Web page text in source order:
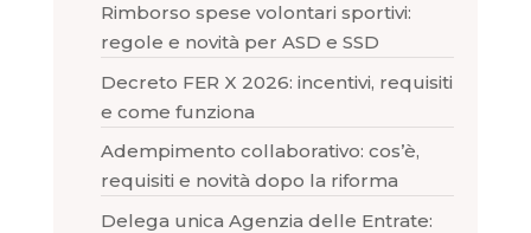
Rimborso spese volontari sportivi:
regole e novità per ASD e SSD
Decreto FER X 2026: incentivi, requisiti
e come funziona
Adempimento collaborativo: cos’è,
requisiti e novità dopo la riforma
Delega unica Agenzia delle Entrate: